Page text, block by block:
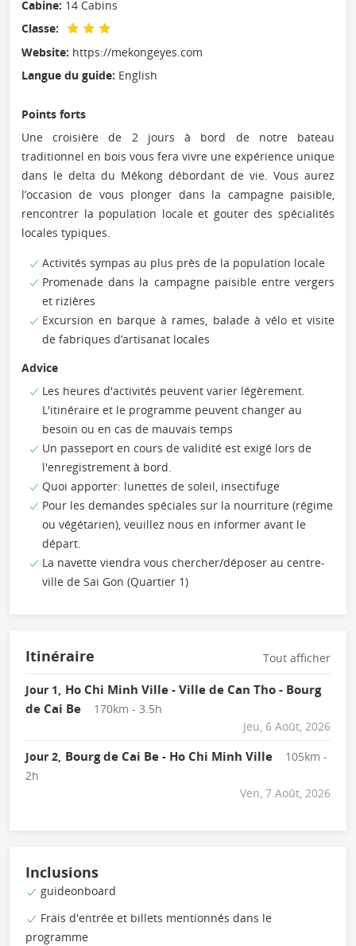
Cabine: 14 Cabins
Classe:
Website: https://mekongeyes.com
Langue du guide: English
Points forts
Une croisière de 2 jours à bord de notre bateau
traditionnel en bois vous fera vivre une expérience unique
dans le delta du Mékong débordant de vie. Vous aurez
l’occasion de vous plonger dans la campagne paisible,
rencontrer la population locale et gouter des spécialités
locales typiques.
Activités sympas au plus près de la population locale
Promenade dans la campagne paisible entre vergers
et rizières
Excursion en barque à rames, balade à vélo et visite
de fabriques d’artisanat locales
Advice
Les heures d'activités peuvent varier légèrement.
L'itinéraire et le programme peuvent changer au
besoin ou en cas de mauvais temps
Un passeport en cours de validité est exigé lors de
l'enregistrement à bord.
Quoi apporter: lunettes de soleil, insectifuge
Pour les demandes spéciales sur la nourriture (régime
ou végétarien), veuillez nous en informer avant le
départ.
La navette viendra vous chercher/déposer au centre-
ville de Sai Gon (Quartier 1)
Itinéraire Tout afficher
Jour 1, Ho Chi Minh Ville - Ville de Can Tho - Bourg
de Cai Be
170km - 3.5h
Jeu, 6 Août, 2026
Jour 2, Bourg de Cai Be - Ho Chi Minh Ville
105km -
2h
Ven, 7 Août, 2026
Inclusions
guideonboard
Frais d'entrée et billets mentionnés dans le
programme